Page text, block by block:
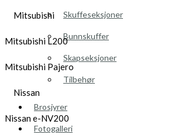
Skuffeseksjoner
Bunnskuffer
Skapseksjoner
Tilbehør
Brosjyrer
Fotogalleri
Mitsubishi
Mitsubishi L200
Mitsubishi Pajero
Nissan
Nissan e-NV200